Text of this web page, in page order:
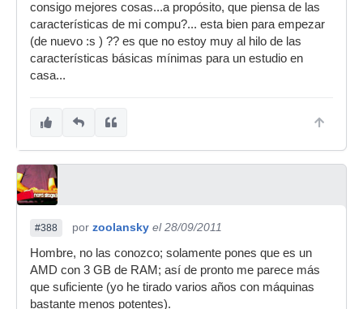
consigo mejores cosas...a propósito, que piensa de las
características de mi compu?... esta bien para empezar
(de nuevo :s ) ?? es que no estoy muy al hilo de las
características básicas mínimas para un estudio en
casa...
#388 por zoolansky el 28/09/2011
Hombre, no las conozco; solamente pones que es un
AMD con 3 GB de RAM; así de pronto me parece más
que suficiente (yo he tirado varios años con máquinas
bastante menos potentes).